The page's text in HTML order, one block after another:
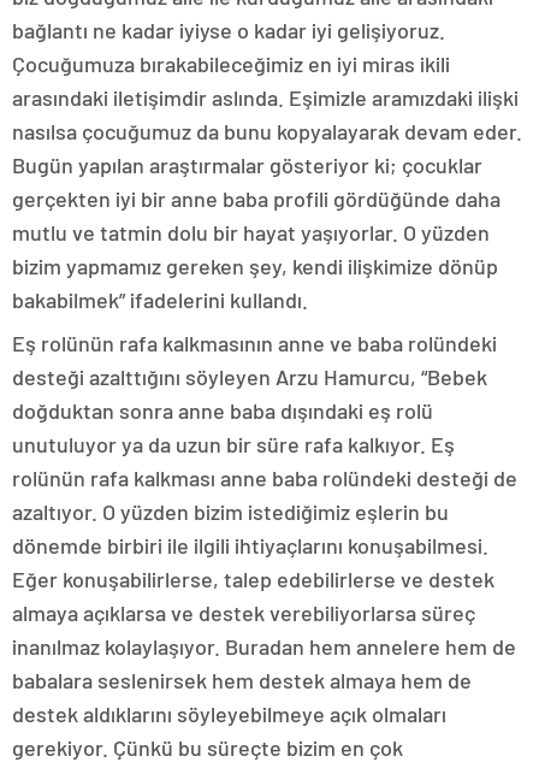
bağlantı ne kadar iyiyse o kadar iyi gelişiyoruz.
Çocuğumuza bırakabileceğimiz en iyi miras ikili
arasındaki iletişimdir aslında. Eşimizle aramızdaki ilişki
nasılsa çocuğumuz da bunu kopyalayarak devam eder.
Bugün yapılan araştırmalar gösteriyor ki; çocuklar
gerçekten iyi bir anne baba profili gördüğünde daha
mutlu ve tatmin dolu bir hayat yaşıyorlar. O yüzden
bizim yapmamız gereken şey, kendi ilişkimize dönüp
bakabilmek” ifadelerini kullandı.
Eş rolünün rafa kalkmasının anne ve baba rolündeki
desteği azalttığını söyleyen Arzu Hamurcu, “Bebek
doğduktan sonra anne baba dışındaki eş rolü
unutuluyor ya da uzun bir süre rafa kalkıyor. Eş
rolünün rafa kalkması anne baba rolündeki desteği de
azaltıyor. O yüzden bizim istediğimiz eşlerin bu
dönemde birbiri ile ilgili ihtiyaçlarını konuşabilmesi.
Eğer konuşabilirlerse, talep edebilirlerse ve destek
almaya açıklarsa ve destek verebiliyorlarsa süreç
inanılmaz kolaylaşıyor. Buradan hem annelere hem de
babalara seslenirsek hem destek almaya hem de
destek aldıklarını söyleyebilmeye açık olmaları
gerekiyor. Çünkü bu süreçte bizim en çok